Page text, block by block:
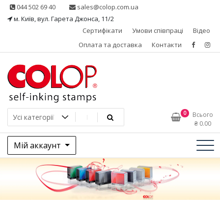
Skip 044 502 69 40
sales@colop.com.ua
м. Київ, вул. Гарета Джонса, 11/2
Сертифікати
Умови співпраці
Відео
Оплата та доставка
Контакти
КОЛОП – ексклюзивний
представник в Україні
одного з провідних
виробників штемпельної
продукції, австрійської
0
Всього
₴ 0.00
Мій аккаунт